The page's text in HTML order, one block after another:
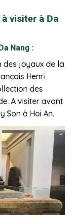
visiter à Da
Nang :
des joyaux de la
Henri
des
A visiter avant
Son à Hoi An.